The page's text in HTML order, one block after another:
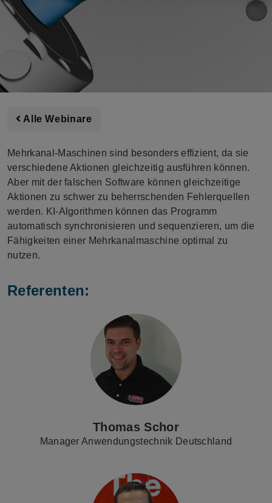
Alle Webinare
Mehrkanal-Maschinen sind besonders effizient, da sie
verschiedene Aktionen gleichzeitig ausführen können.
Aber mit der falschen Software können gleichzeitige
Aktionen zu schwer zu beherrschenden Fehlerquellen
werden. KI-Algorithmen können das Programm
automatisch synchronisieren und sequenzieren, um die
Fähigkeiten einer Mehrkanalmaschine optimal zu
nutzen.
Referenten:
Thomas Schor
Manager Anwendungstechnik Deutschland